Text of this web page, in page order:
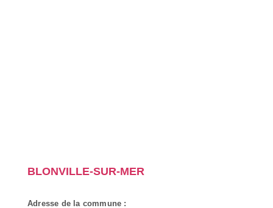
BLONVILLE-SUR-MER
Adresse de la commune :